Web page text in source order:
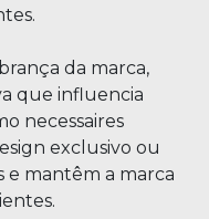
da marca,
que influencia
necessaires
exclusivo ou
e mantêm a marca